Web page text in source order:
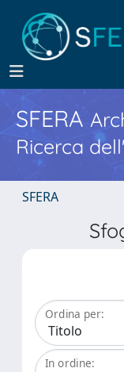
SFERA
Ricerca
SFERA
Ordina per:
In ordine: